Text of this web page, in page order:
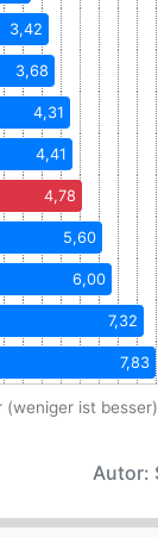
3,42
3,68
4,31
4,41
4,78
5,60
6,00
7,32
7,83
(weniger ist besser)
Autor: